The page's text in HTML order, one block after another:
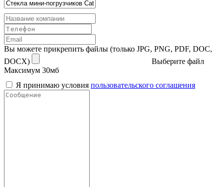
Вы можете прикрепить файлы (только JPG, PNG, PDF, DOC,
DOCX)
Выберите файл
Максимум 30мб
Я принимаю условия пользовательского соглашения